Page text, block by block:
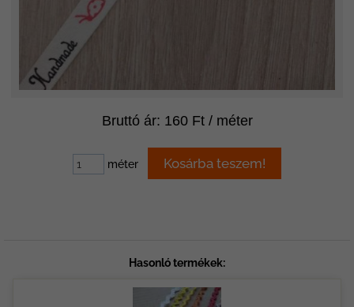
Bruttó ár: 160 Ft / méter
méter
Hasonló termékek: